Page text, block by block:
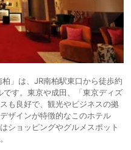
」は、JR南柏駅東口から徒歩約
す。東京や成田、「東京ディズ
も良好で、観光やビジネスの拠
ザインが特徴的なこのホテル
ショッピングやグルメスポット